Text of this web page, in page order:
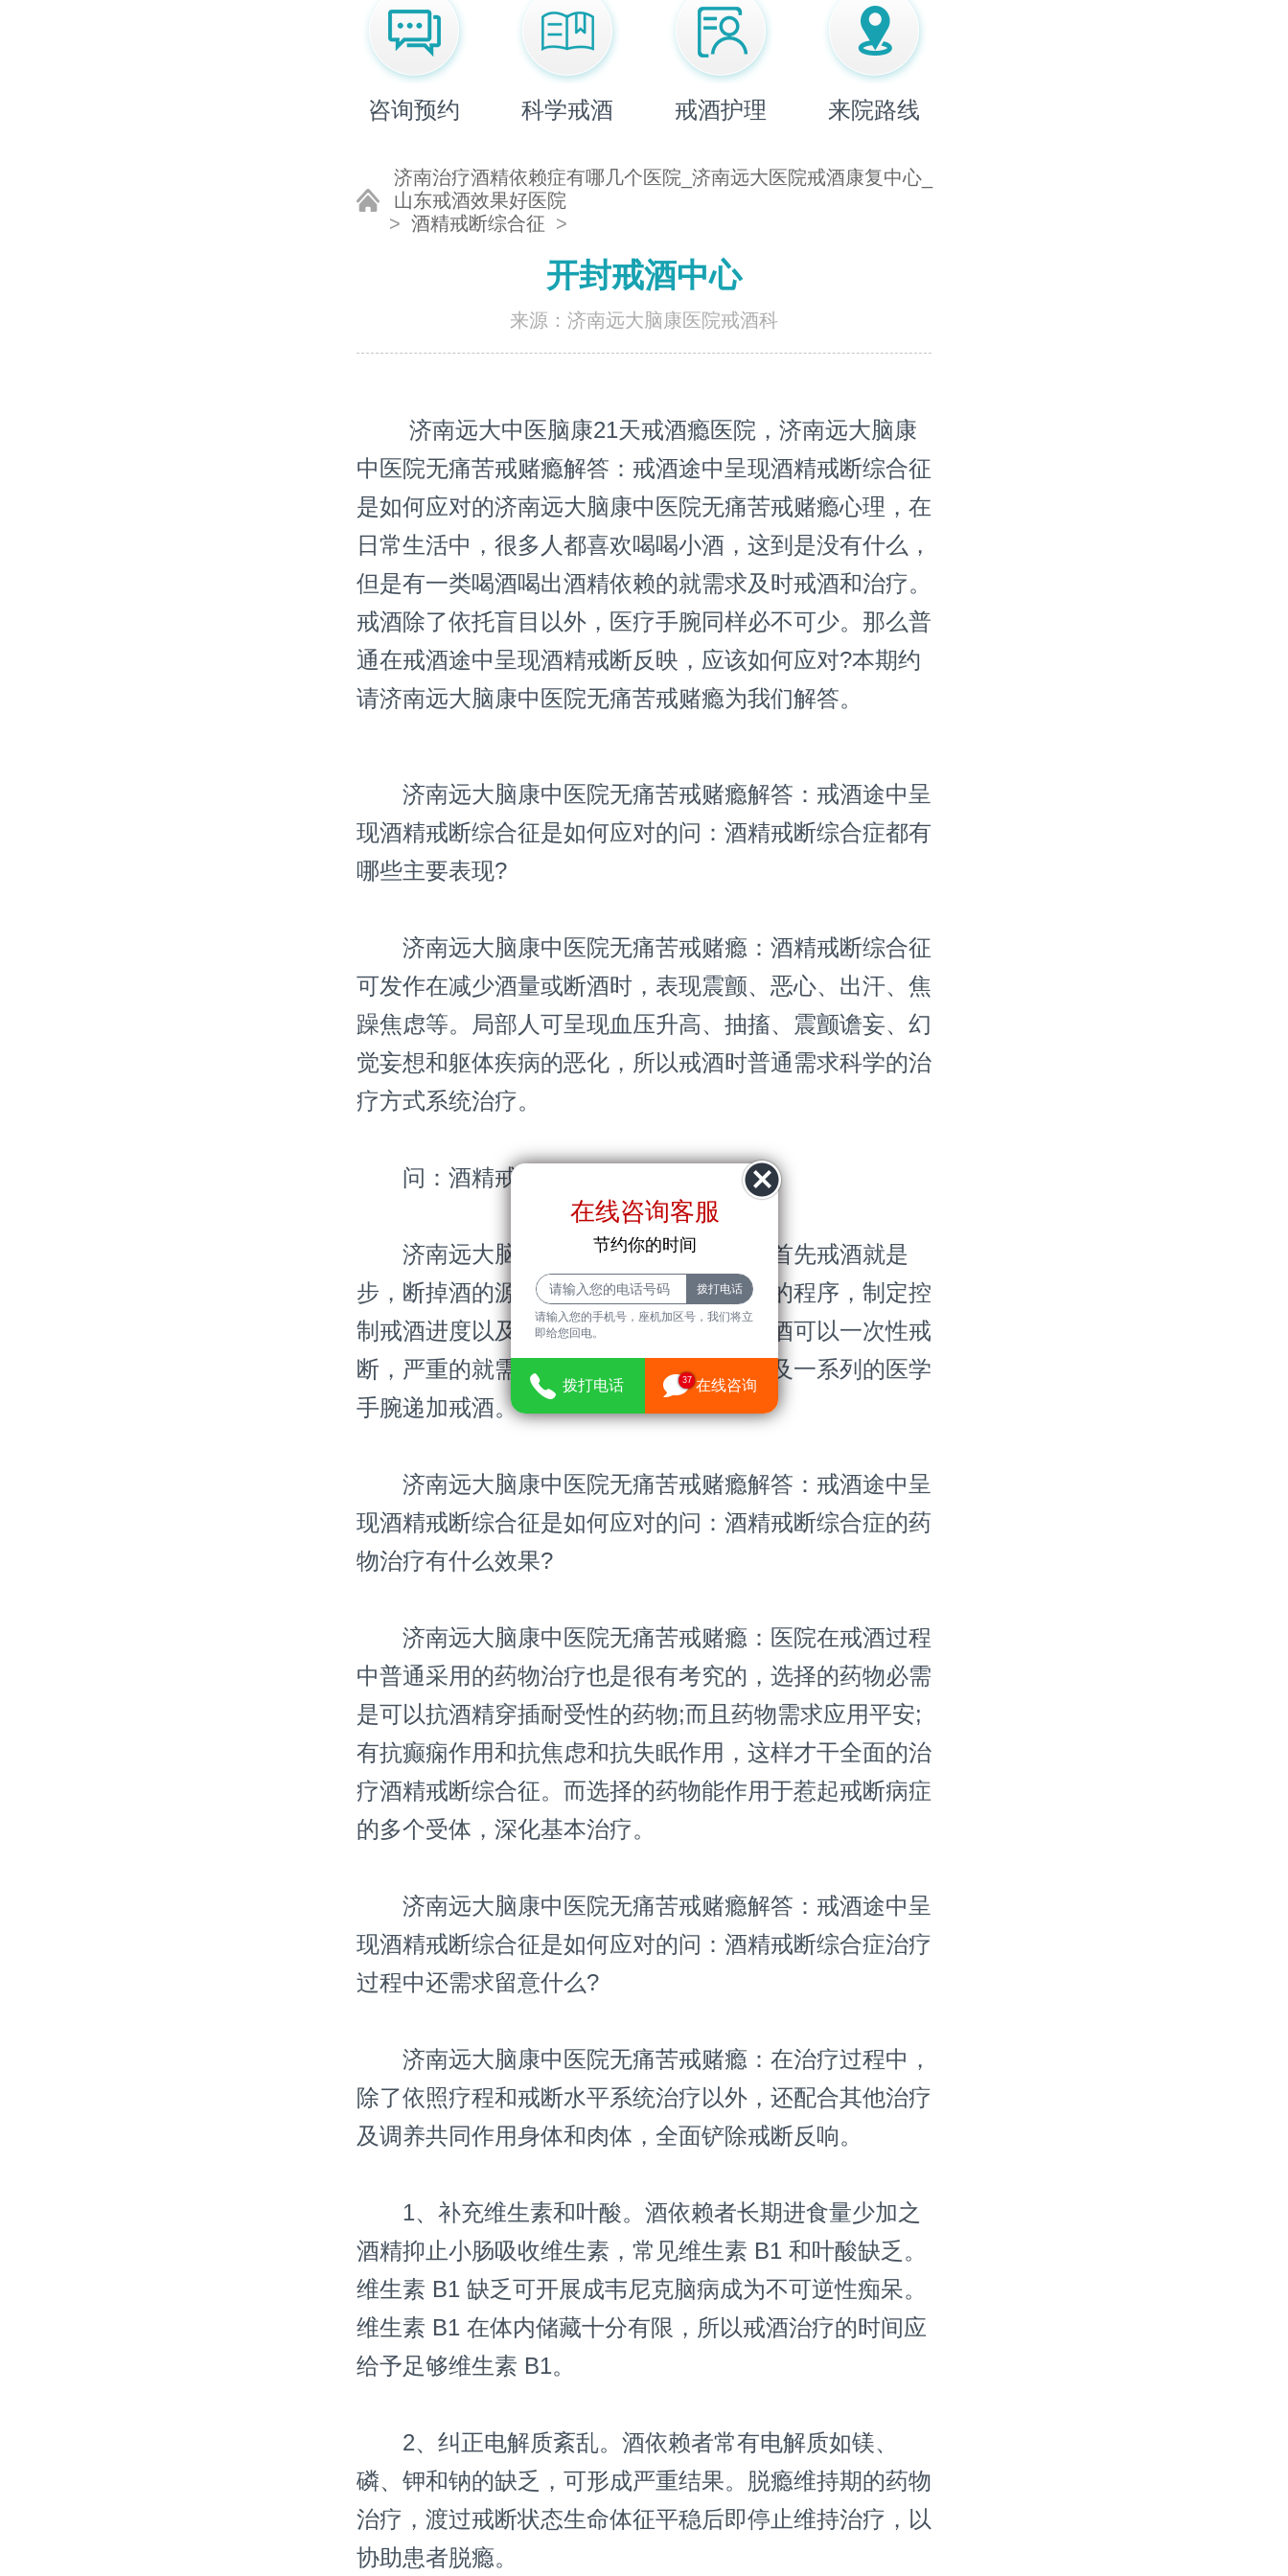
咨询预约 科学戒酒 戒酒护理 来院路线
济南治疗酒精依赖症有哪几个医院_济南远大医院戒酒康复中心_
山东戒酒效果好医院
> 酒精戒断综合征 >
开封戒酒中心
来源：济南远大脑康医院戒酒科
济南远大中医脑康21天戒酒瘾医院，济南远大脑康
中医院无痛苦戒赌瘾解答：戒酒途中呈现酒精戒断综合征
是如何应对的济南远大脑康中医院无痛苦戒赌瘾心理，在
日常生活中，很多人都喜欢喝喝小酒，这到是没有什么，
但是有一类喝酒喝出酒精依赖的就需求及时戒酒和治疗。
戒酒除了依托盲目以外，医疗手腕同样必不可少。那么普
通在戒酒途中呈现酒精戒断反映，应该如何应对?本期约
请济南远大脑康中医院无痛苦戒赌瘾为我们解答。
济南远大脑康中医院无痛苦戒赌瘾解答：戒酒途中呈
现酒精戒断综合征是如何应对的问：酒精戒断综合症都有
哪些主要表现?
济南远大脑康中医院无痛苦戒赌瘾：酒精戒断综合征
可发作在减少酒量或断酒时，表现震颤、恶心、出汗、焦
躁焦虑等。局部人可呈现血压升高、抽搐、震颤谵妄、幻
觉妄想和躯体疾病的恶化，所以戒酒时普通需求科学的治
疗方式系统治疗。
问：酒精戒断综合症普通如何治疗?
济南远大脑康中医院无痛苦戒赌瘾：首先戒酒就是
步，断掉酒的源头，然后检查肯定酒中毒的程序，制定控
制戒酒进度以及治疗方式。普通轻度的戒酒可以一次性戒
断，严重的就需求依托药物、心理治疗以及一系列的医学
手腕递加戒酒。
济南远大脑康中医院无痛苦戒赌瘾解答：戒酒途中呈
现酒精戒断综合征是如何应对的问：酒精戒断综合症的药
物治疗有什么效果?
济南远大脑康中医院无痛苦戒赌瘾：医院在戒酒过程
中普通采用的药物治疗也是很有考究的，选择的药物必需
是可以抗酒精穿插耐受性的药物;而且药物需求应用平安;
有抗癫痫作用和抗焦虑和抗失眠作用，这样才干全面的治
疗酒精戒断综合征。而选择的药物能作用于惹起戒断病症
的多个受体，深化基本治疗。
济南远大脑康中医院无痛苦戒赌瘾解答：戒酒途中呈
现酒精戒断综合征是如何应对的问：酒精戒断综合症治疗
过程中还需求留意什么?
济南远大脑康中医院无痛苦戒赌瘾：在治疗过程中，
除了依照疗程和戒断水平系统治疗以外，还配合其他治疗
及调养共同作用身体和肉体，全面铲除戒断反响。
1、补充维生素和叶酸。酒依赖者长期进食量少加之
酒精抑止小肠吸收维生素，常见维生素 B1 和叶酸缺乏。
维生素 B1 缺乏可开展成韦尼克脑病成为不可逆性痴呆。
维生素 B1 在体内储藏十分有限，所以戒酒治疗的时间应
给予足够维生素 B1。
2、纠正电解质紊乱。酒依赖者常有电解质如镁、
磷、钾和钠的缺乏，可形成严重结果。脱瘾维持期的药物
治疗，渡过戒断状态生命体征平稳后即停止维持治疗，以
协助患者脱瘾。
在线咨询客服
节约你的时间
请输入您的手机号，座机加区号，我们将立
即给您回电。
拨打电话 37 在线咨询